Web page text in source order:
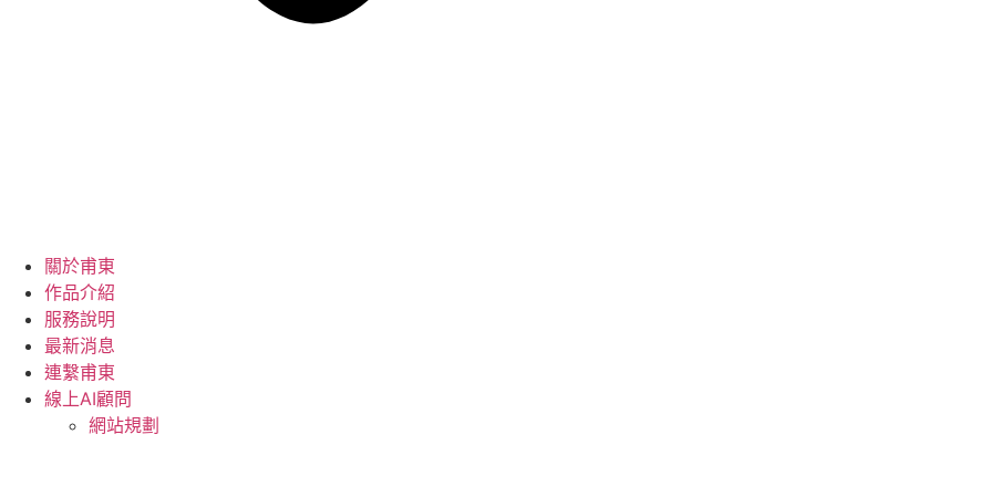
關於甫東
作品介紹
服務說明
最新消息
連繫甫東
線上AI顧問
網站規劃